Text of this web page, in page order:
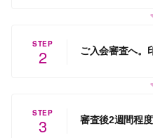
STEP
2 ご入会審査へ。
STEP
3 審査後2週間程